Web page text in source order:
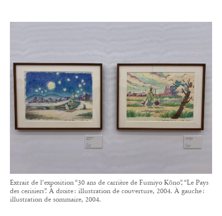
Extrait de l’exposition “30 ans de carrière de Fumiyo Kōno”, “Le Pays
des cerisiers”. À droite : illustration de couverture, 2004. À gauche :
illustration de sommaire, 2004.